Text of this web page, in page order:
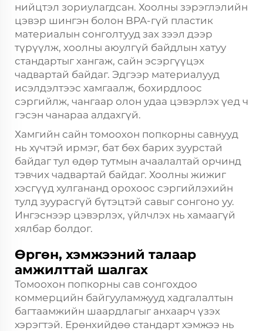
нийцтэл зориулагдсан. Хоолны зэрэглэлийн
цэвэр шингэн болон BPA-гүй пластик
материалын сонголтууд зах зээл дээр
түрүүлж, хоолны аюулгүй байдлын хатуу
стандартыг хангаж, сайн эсэргүүцэх
чадвартай байдаг. Эдгээр материалууд
исэлдэлтээс хамгаалж, бохирдлоос
сэргийлж, чангаар олон удаа цэвэрлэх үед ч
гэсэн чанараа алдахгүй.
Хамгийн сайн томоохон попкорны савнууд
нь хүчтэй ирмэг, бат бөх барих зуурстай
байдаг тул өдөр тутмын ачаалалтай орчинд
тэвчих чадвартай байдаг. Хоолны жижиг
хэсгүүд хулгананд орохоос сэргийлэхийн
тулд зуурасгүй бүтэцтэй савыг сонгоно уу.
Ингэснээр цэвэрлэх, үйлчлэх нь хамаагүй
хялбар болдог.
Өргөн, хэмжээний талаар
амжилттай шалгах
Томоохон попкорны сав сонгохдоо
коммерцийн байгууламжууд хадгалалтын
багтаамжийн шаардлагыг анхаарч үзэх
хэрэгтэй. Ерөнхийдөө стандарт хэмжээ нь